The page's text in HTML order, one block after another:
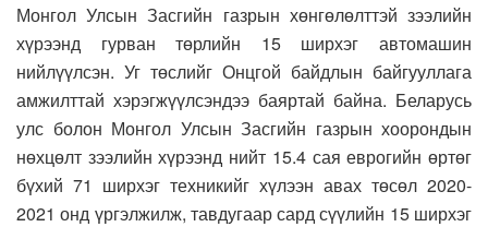
Монгол Улсын Засгийн газрын хөнгөлөлттэй зээлийн
хүрээнд гурван төрлийн 15 ширхэг автомашин
нийлүүлсэн. Уг төслийг Онцгой байдлын байгууллага
амжилттай хэрэгжүүлсэндээ баяртай байна. Беларусь
улс болон Монгол Улсын Засгийн газрын хоорондын
нөхцөлт зээлийн хүрээнд нийт 15.4 сая еврогийн өртөг
бүхий 71 ширхэг техникийг хүлээн авах төсөл 2020-
2021 онд үргэлжилж, тавдугаар сард сүүлийн 15 ширхэг